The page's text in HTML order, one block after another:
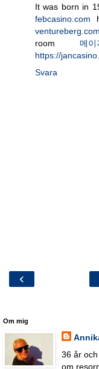
It was born in
febcasino.com
room 메
https://
Svara
‹
Om mig
36 år
om